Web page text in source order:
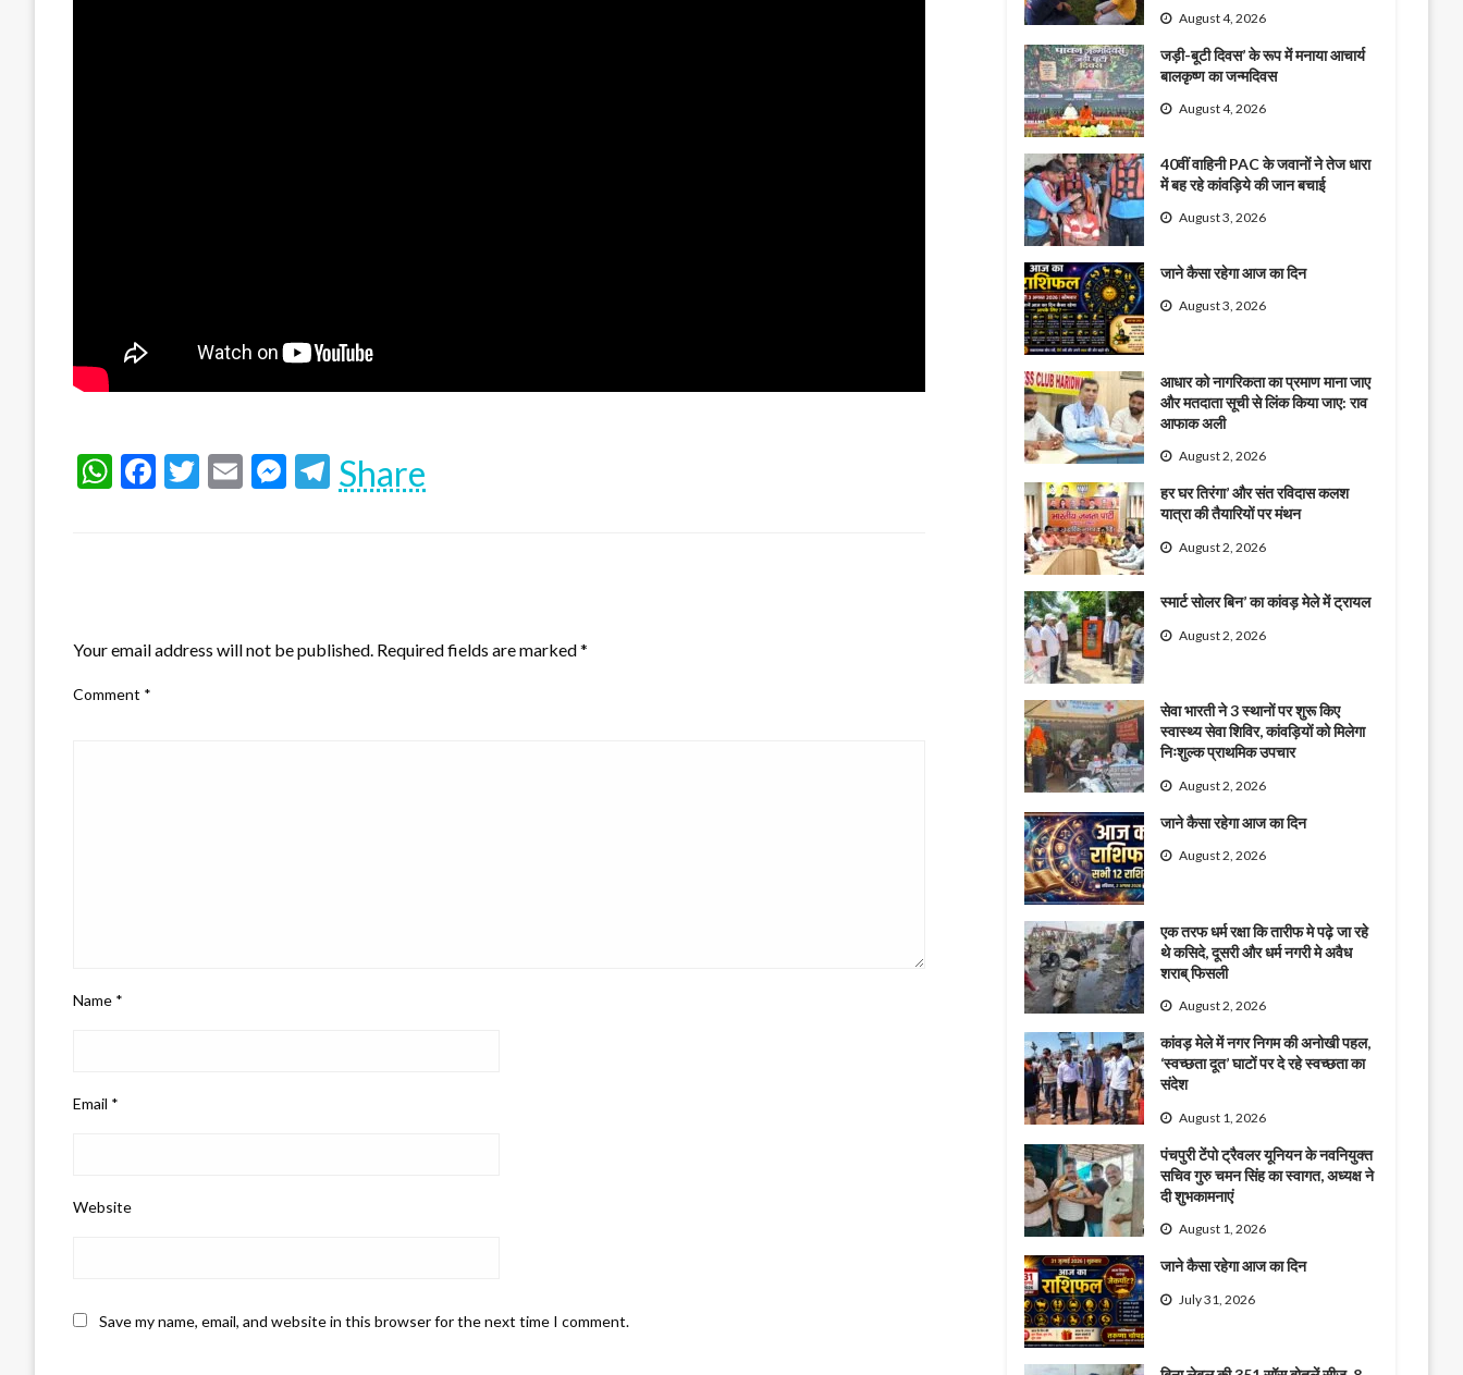
WhatsApp
Facebook
Twitter
EmailMessenger
Telegram
Share
Your email address will not be published. Required fields are marked*
Comment *
Name *
Email *
Website
Save my name, email, and website in this browser for the next time I comment.
August 4, 2026
जड़ी-बूटी दिवस’ के रूप में मनाया आचार्य
बालकृष्ण का जन्मदिवस
August 4, 2026
40वीं वाहिनी PAC के जवानों ने तेज धारा
में बह रहे कांवड़िये की जान बचाई
August 3, 2026
जाने कैसा रहेगा आज का दिन
August 3, 2026
आधार को नागरिकता का प्रमाण माना जाए
और मतदाता सूची से लिंक किया जाए: राव
आफाक अली
August 2, 2026
हर घर तिरंगा’ और संत रविदास कलश
यात्रा की तैयारियों पर मंथन
August 2, 2026
स्मार्ट सोलर बिन’ का कांवड़ मेले में ट्रायल
August 2, 2026
सेवा भारती ने 3 स्थानों पर शुरू किए
स्वास्थ्य सेवा शिविर, कांवड़ियों को मिलेगा
निःशुल्क प्राथमिक उपचार
August 2, 2026
जाने कैसा रहेगा आज का दिन
August 2, 2026
एक तरफ धर्म रक्षा कि तारीफ मे पढ़े जा रहे
थे कसिदे, दूसरी और धर्म नगरी मे अवैध
शराब् फिसली
August 2, 2026
कांवड़ मेले में नगर निगम की अनोखी पहल,
‘स्वच्छता दूत’ घाटों पर दे रहे स्वच्छता का
संदेश
August 1, 2026
पंचपुरी टेंपो ट्रैवलर यूनियन के नवनियुक्त
सचिव गुरु चमन सिंह का स्वागत, अध्यक्ष ने
दी शुभकामनाएं
August 1, 2026
जाने कैसा रहेगा आज का दिन
July 31, 2026